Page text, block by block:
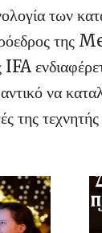
των
της
να
της